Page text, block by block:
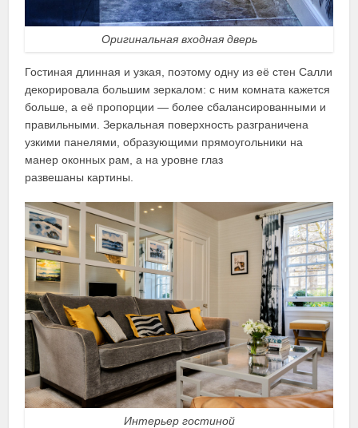
Оригинальная входная дверь
Гостиная длинная и узкая, поэтому одну из её стен Салли
декорировала большим зеркалом: с ним комната кажется
больше, а её пропорции — более сбалансированными и
правильными. Зеркальная поверхность разграничена
узкими панелями, образующими прямоугольники на
манер оконных рам, а на уровне глаз
развешаны картины.
Интерьер гостиной